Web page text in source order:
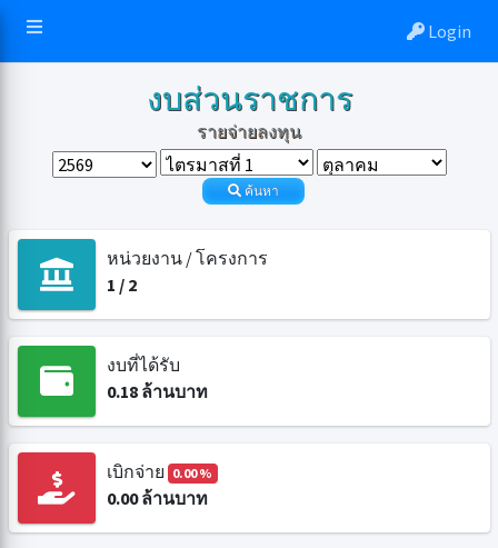
Login
งบส่วนราชการ
รายจ่ายลงทุน
ค้นหา
หน่วยงาน / โครงการ
1 / 2
งบที่ได้รับ
0.18ล้านบาท
เบิกจ่าย 0.00 %
0.00ล้านบาท